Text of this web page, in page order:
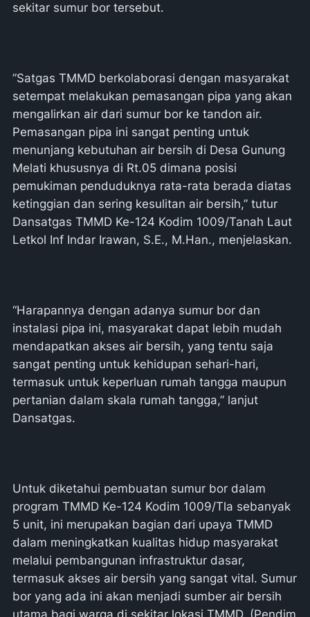
sekitar sumur bor tersebut.
”Satgas TMMD berkolaborasi dengan masyarakat
setempat melakukan pemasangan pipa yang akan
mengalirkan air dari sumur bor ke tandon air.
Pemasangan pipa ini sangat penting untuk
menunjang kebutuhan air bersih di Desa Gunung
Melati khususnya di Rt.05 dimana posisi
pemukiman penduduknya rata-rata berada diatas
ketinggian dan sering kesulitan air bersih,” tutur
Dansatgas TMMD Ke-124 Kodim 1009/Tanah Laut
Letkol Inf Indar Irawan, S.E., M.Han., menjelaskan.
“Harapannya dengan adanya sumur bor dan
instalasi pipa ini, masyarakat dapat lebih mudah
mendapatkan akses air bersih, yang tentu saja
sangat penting untuk kehidupan sehari-hari,
termasuk untuk keperluan rumah tangga maupun
pertanian dalam skala rumah tangga,” lanjut
Dansatgas.
Untuk diketahui pembuatan sumur bor dalam
program TMMD Ke-124 Kodim 1009/Tla sebanyak
5 unit, ini merupakan bagian dari upaya TMMD
dalam meningkatkan kualitas hidup masyarakat
melalui pembangunan infrastruktur dasar,
termasuk akses air bersih yang sangat vital. Sumur
bor yang ada ini akan menjadi sumber air bersih
utama bagi warga di sekitar lokasi TMMD. (Pendim